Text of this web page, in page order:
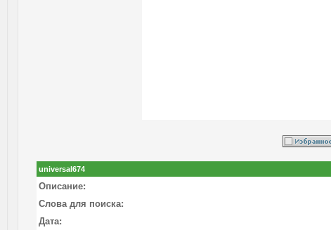
universal674
Описание:
Слова для поиска:
Дата: